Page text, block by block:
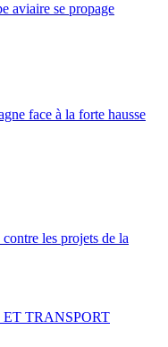
aviaire se propage
face à la forte hausse
les projets de la
TRANSPORT